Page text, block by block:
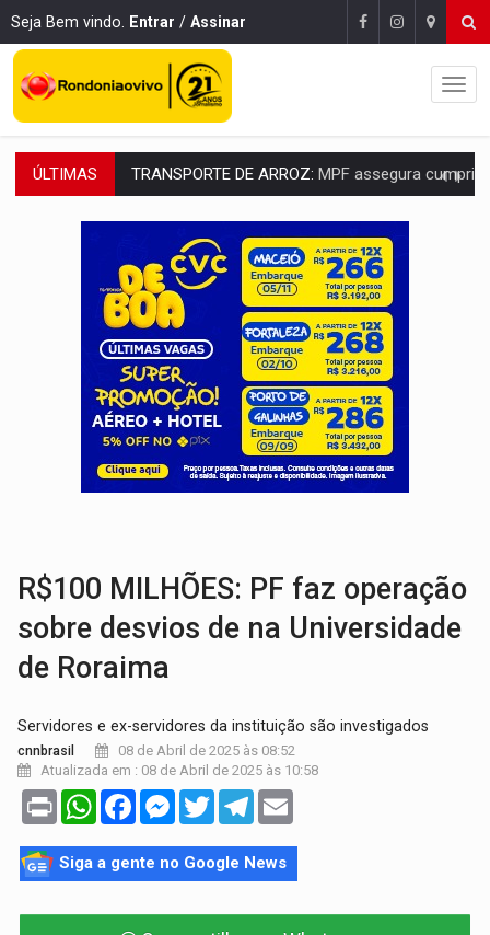
Seja Bem vindo. Entrar / Assinar
ÚLTIMAS DEEPFAKE:Sancionada lei contra violência sexual infantil na
COLEGIADO:Brasil e Rússia discutem energia nuclear, defesa e
URGENTE:Colisão entre caminhão e carro deixa quatro mortos e um em
ENCONTRO: Amazônia Negra ganha projeção nacional com participação de
PREVISÃO:Porto Velho tem chances de chuvas isoladas nesta
SINDICATOS UNIDOS:Assembleia Geral delibera greve da educação
PROCESSO SELETIVO:Rondoniaovivo abre oficina de Comunicação com
AGOSTO LILÁS:MPRO lança de portal e promove reflexão sobre trajetória da
TRANSPORTE DE ARROZ:
R$100 MILHÕES: PF faz operação
sobre desvios de na Universidade
de Roraima
Servidores e ex-servidores da instituição são investigados
cnnbrasil
08 de Abril de 2025 às 08:52
Atualizada em : 08 de Abril de 2025 às 10:58
Print WhatsAppFacebookMessenger
TwitterTelegram
Siga a gente no Google News